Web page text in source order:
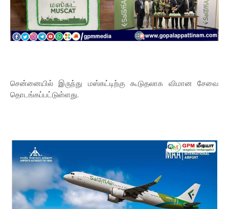
சென்னையில் இருந்து மஸ்கட்டிற்கு கூடுதலாக விமான சேவை
தொடங்கப்பட்டுள்ளது.